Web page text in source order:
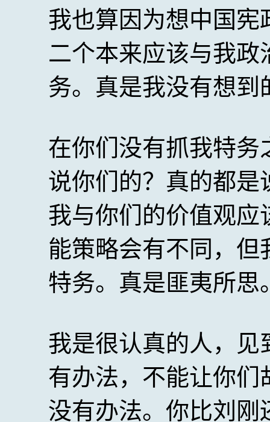
我也算因为想中国
二个本来应该与我
务。真是我没有想到
在你们没有抓我特
说你们的？真的都
我与你们的价值观
能策略会有不同，
特务。真是匪夷所思
我是很认真的人，
有办法，不能让你
没有办法。你比刘